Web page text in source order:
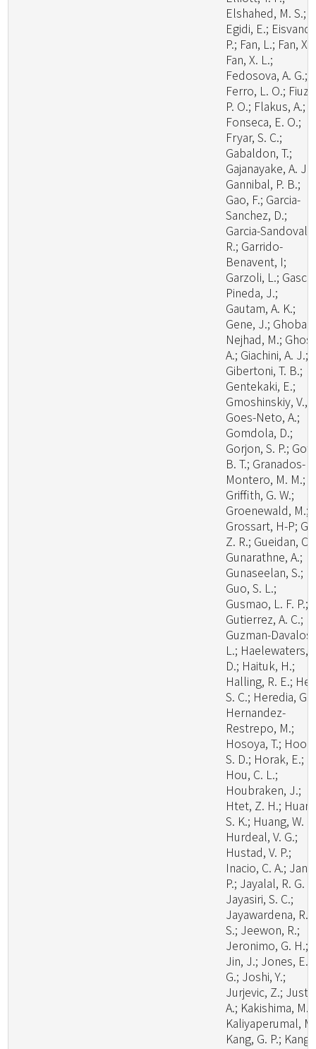
Elshahed, M. S.;
Egidi, E.; Eisvand,
P.; Fan, L.; Fan, X.;
Fan, X. L.;
Fedosova, A. G.;
Ferro, L. O.;
P. O.; Flakus, A.;
Fonseca, E. O.;
Fryar, S. C.;
Gabaldon, T.;
Gajanayake, A. J.;
Gannibal, P. B.;
Gao, F.; Garcia-
Sanchez, D.;
Garcia-Sandoval,
R.; Garrido-
Benavent, I;
Garzoli, L.; Gasca-
Pineda, J.;
Gautam, A. K.;
Gene, J.;
Nejhad, M.;
A.; Giachini, A. J.;
Gibertoni, T. B.;
Gentekaki, E.;
Gmoshinskiy, V.,
Goes-Neto, A.;
Gomdola, D.;
Gorjon, S. P.;
B. T.; Granados-
Montero, M. M.;
Griffith, G. W.;
Groenewald, M.;
Grossart, H-P;
Z. R.; Gueidan, C.;
Gunarathne, A.;
Gunaseelan, S.;
Guo, S. L.;
Gusmao, L. F. P.;
Gutierrez, A. C.;
Guzman-Davalos,
L.; Haelewaters,
D.; Haituk, H.;
Halling, R. E.; He,
S. C.; Heredia, G.;
Hernandez-
Restrepo, M.;
Hosoya, T.; Hoog,
S. D.; Horak, E.;
Hou, C. L.;
Houbraken, J.;
Htet, Z. H.;
S. K.; Huang, W.
Hurdeal, V. G.;
Hustad, V. P.;
Inacio, C. A.;
P.; Jayalal, R. G.
Jayasiri, S. C.;
Jayawardena, R.
S.; Jeewon, R.;
Jeronimo, G. H.;
Jin, J.; Jones, E.
G.; Joshi, Y.;
Jurjevic, Z.;
A.; Kakishima, M.;
Kaliyaperumal,
Kang, G. P.; Kang,